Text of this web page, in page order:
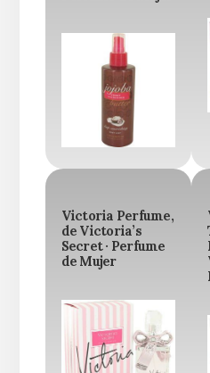
Victoria Perfume,
de Victoria’s
Secret · Perfume
de Mujer